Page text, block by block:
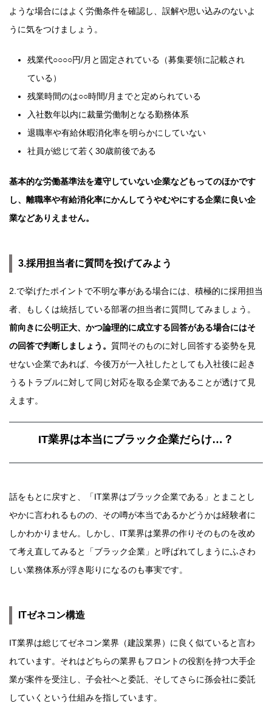
ような場合にはよく労働条件を確認し、誤解や思い込みのないよ
うに気をつけましょう。
残業代○○○○円/月と固定されている（募集要領に記載され
ている）
残業時間のは○○時間/月までと定められている
入社数年以内に裁量労働制となる勤務体系
退職率や有給休暇消化率を明らかにしていない
社員が総じて若く30歳前後である
基本的な労働基準法を遵守していない企業などもってのほかです
し、離職率や有給消化率にかんしてうやむやにする企業に良い企
業などありえません。
3.採用担当者に質問を投げてみよう
2.で挙げたポイントで不明な事がある場合には、積極的に採用担当
者、もしくは統括している部署の担当者に質問してみましょう。
前向きに公明正大、かつ論理的に成立する回答がある場合にはそ
の回答で判断しましょう。 質問そのものに対し回答する姿勢を見
せない企業であれば、今後万が一入社したとしても入社後に起き
うるトラブルに対して同じ対応を取る企業であることが透けて見
えます。
IT業界は本当にブラック企業だらけ…？
話をもとに戻すと、「IT業界はブラック企業である」とまことし
やかに言われるものの、その噂が本当であるかどうかは経験者に
しかわかりません。しかし、IT業界は業界の作りそのものを改め
て考え直してみると「ブラック企業」と呼ばれてしまうにふさわ
しい業務体系が浮き彫りになるのも事実です。
ITゼネコン構造
IT業界は総じてゼネコン業界（建設業界）に良く似ていると言わ
れています。それはどちらの業界もフロントの役割を持つ大手企
業が案件を受注し、子会社へと委託、そしてさらに孫会社に委託
していくという仕組みを指しています。